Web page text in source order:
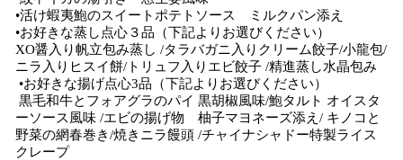
•活け蝦夷鮑のスイートポテトソース ミルクパン添え
•お好きな蒸し点心３品（下記よりお選びください）
XO醤入り帆立包み蒸し /タラバガニ入りクリーム餃子/小龍包/
ニラ入りヒスイ餅/トリュフ入りエビ餃子 /精進蒸し水晶包み
•お好きな揚げ点心3品（下記よりお選びください）
黒毛和牛とフォアグラのパイ 黒胡椒風味/鮑タルト オイスタ
ーソース風味 /エビの揚げ物 柚子マヨネーズ添え/ キノコと
野菜の網春巻き/焼きニラ饅頭 /チャイナシャドー特製ライス
クレープ